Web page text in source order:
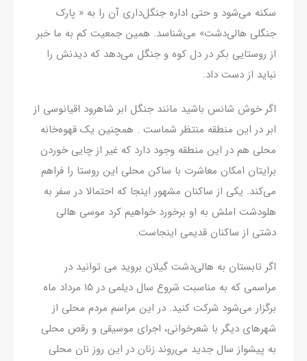
سکنه می‌شود و حتی اداره جنگل‌داری آن را به « پارک
جنگلی هالی‌دشت» می‌شناسد. همین جمعیت کم به ما خبر
از روستایی بکر در دل کوه و جنگل می‌دهد که دیدنش را
نباید از دست داد.
اگر خوش شانس باشید مانند جنگل ابر شاهرود اقیانوسی از
ابر در این منطقه منتظر شماست . همچنین یک قهوه‌خانه
محلی هم در این منطقه وجود دارد که غیر از چایی خوردن
برایتان امکان معاشرت با ساکن محلی این روستا را فراهم
می‌کند. یکی از ساکنان مشهور اینجا که احتمالا در سفر به
هلودشت املش به او برخورد خواهیم کرد موسی هالی
دشتی از ساکنان قدیمی اینجاست.
اگر تابستان به هالی‌دشت گیلان بروید می توانید در
مراسمی که به مناسبت شروع سال دیلمی در ۱۵ مرداد ماه
برگزار می‌شود شرکت کنید. در این مراسم مردم محلی از
شهرهای دیگر با شعرخوانی، اجرای موسیقی و رقص محلی
به پیشواز سال جدید می‌روند.زنان در این روز نان محلی